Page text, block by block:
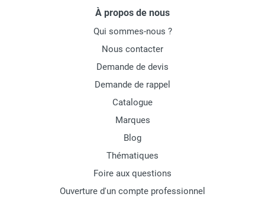
À propos de nous
Qui sommes-nous ?
Nous contacter
Demande de devis
Demande de rappel
Catalogue
Marques
Blog
Thématiques
Foire aux questions
Ouverture d'un compte professionnel